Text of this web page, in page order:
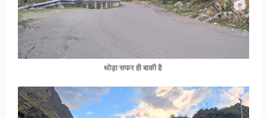
थोड़ा सफर ही बाकी है